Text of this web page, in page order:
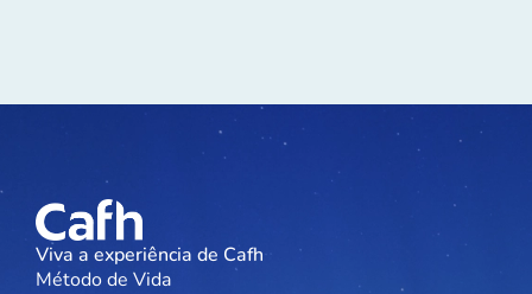
Viva a experiência de Cafh
Método de Vida